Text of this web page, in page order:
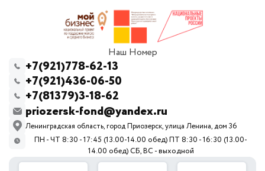
Наш Номер
+7(921)778-62-13
+7(921)436-06-50
+7(81379)3-18-62
priozersk-fond@yandex.ru
Ленинградская область, город Приозерск, улица Ленина, дом 36
ПН - ЧТ 8:30 - 17:45 (13.00-14.00 обед) ПТ 8:30 - 16:30 (13.00-
14.00 обед) СБ, ВС - выходной